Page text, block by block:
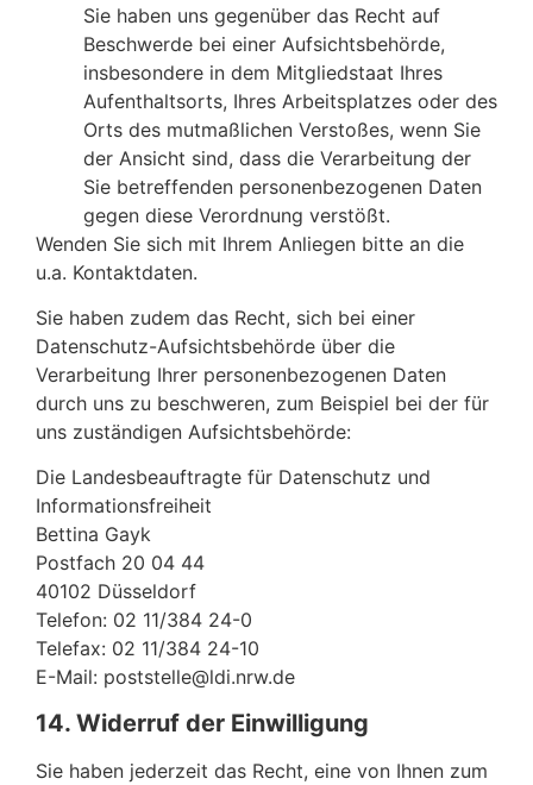
Sie haben uns gegenüber das Recht auf
Beschwerde bei einer Aufsichtsbehörde,
insbesondere in dem Mitgliedstaat Ihres
Aufenthaltsorts, Ihres Arbeitsplatzes oder des
Orts des mutmaßlichen Verstoßes, wenn Sie
der Ansicht sind, dass die Verarbeitung der
Sie betreffenden personenbezogenen Daten
gegen diese Verordnung verstößt.
Wenden Sie sich mit Ihrem Anliegen bitte an die
u.a. Kontaktdaten.
Sie haben zudem das Recht, sich bei einer
Datenschutz-Aufsichtsbehörde über die
Verarbeitung Ihrer personenbezogenen Daten
durch uns zu beschweren, zum Beispiel bei der für
uns zuständigen Aufsichtsbehörde:
Die Landesbeauftragte für Datenschutz und
Informationsfreiheit
Bettina Gayk
Postfach 20 04 44
40102 Düsseldorf
Telefon: 02 11/384 24-0
Telefax: 02 11/384 24-10
E-Mail: poststelle@ldi.nrw.de
14. Widerruf der Einwilligung
Sie haben jederzeit das Recht, eine von Ihnen zum